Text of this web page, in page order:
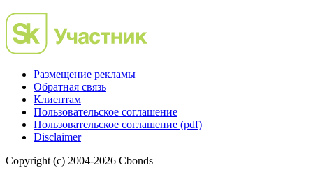
Размещение рекламы
Обратная связь
Клиентам
Пользовательское соглашение
Пользовательское соглашение (pdf)
Disclaimer
Copyright (c) 2004-2026 Cbonds